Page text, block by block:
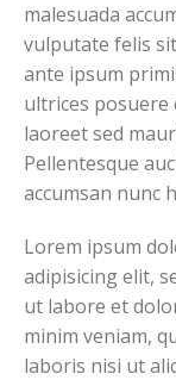
malesuada
vulputate felis
ante ipsum
ultrices posuere
laoreet sed
Pellentesque
accumsan nunc
Lorem ipsum
adipisicing elit,
ut labore et
minim veniam,
laboris nisi ut